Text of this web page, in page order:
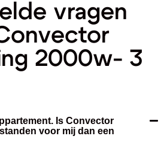
vragen
2000w- 3
Is Convector
voor mij dan een